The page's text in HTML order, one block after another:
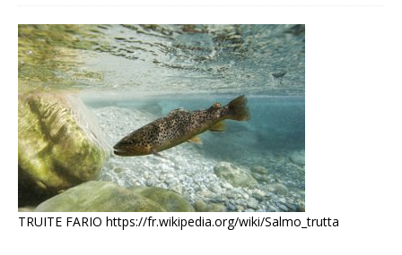
TRUITE FARIO https://fr.wikipedia.org/wiki/Salmo_trutta